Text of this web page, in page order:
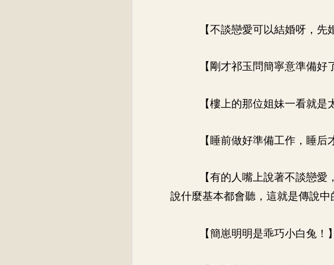
【不談戀愛可以結婚呀，先
【剛才祁玉問簡寧意準備
【樓上的那位姐妹一看就
【睡前做好準備工作，睡后
【有的人嘴上說著不談戀
說什麼基本都會聽，這就是傳說中
【簡崽明明是乖巧小白兔！】